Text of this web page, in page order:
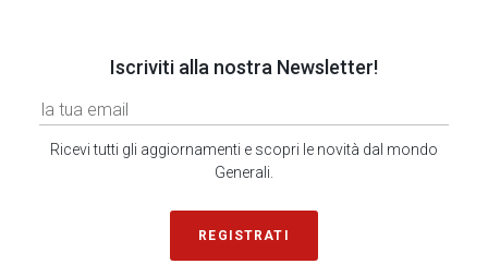
Iscriviti alla nostra Newsletter!
Ricevi tutti gli aggiornamenti e scopri le novità dal mondo
Generali.
REGISTRATI